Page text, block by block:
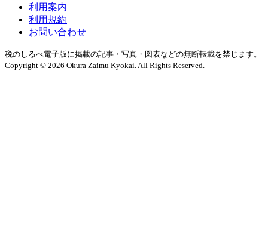
利用案内
利用規約
お問い合わせ
税のしるべ電子版に掲載の記事・写真・図表などの無断転載を禁じます。
Copyright © 2026 Okura Zaimu Kyokai. All Rights Reserved.